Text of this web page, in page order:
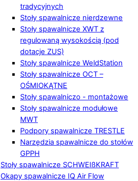
tradycyjnych
Stoły spawalnicze nierdzewne
Stoły spawalnicze XWT z
regulowaną wysokością (pod
dotacje ZUS)
Stoły spawalnicze WeldStation
Stoły spawalnicze OCT –
OŚMIOKĄTNE
Stoły spawalniczo - montażowe
Stoły spawalnicze modułowe
MWT
Podpory spawalnicze TRESTLE
Narzędzia spawalnicze do stołów
GPPH
Stoły spawalnicze SCHWEIßKRAFT
Okapy spawalnicze IQ Air Flow